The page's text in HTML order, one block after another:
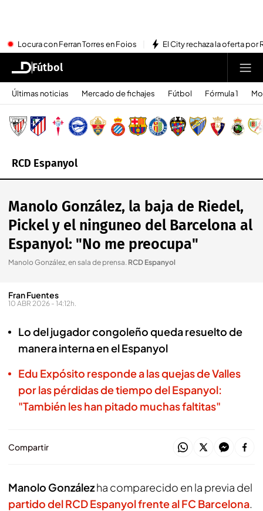
Locura con Ferran Torres en Foios El City rechaza la oferta por
Fútbol
Últimas noticias Mercado de fichajes Fútbol Fórmula 1
RCD Espanyol
Manolo González, la baja de Riedel,
Pickel y el ninguneo del Barcelona al
Espanyol: "No me preocupa"
Manolo González, en sala de prensa. RCD Espanyol
Fran Fuentes
10 ABR 2026 - 14:12h.
Lo del jugador congoleño queda resuelto de
manera interna en el Espanyol
Edu Expósito responde a las quejas de Valles
por las pérdidas de tiempo del Espanyol:
"También les han pitado muchas faltitas"
Compartir
Manolo Gonzálezha comparecido en la previa del
partido delRCD Espanyolfrente alFC Barcelona.